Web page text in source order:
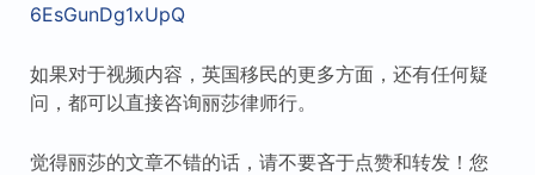
6EsGunDg1xUpQ
如果对于视频内容，英国移民的更多方面，还有任何疑
问，都可以直接咨询丽莎律师行。
觉得丽莎的文章不错的话，请不要吝于点赞和转发！您